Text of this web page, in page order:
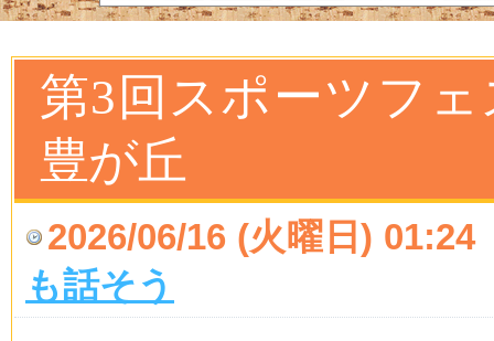
第3回スポーツフ
豊が丘
2026/06/16 (火曜日) 01:24
も話そう